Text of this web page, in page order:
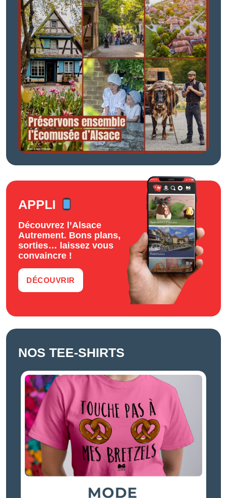
APPLI
Découvrez l’Alsace
Autrement. Bons plans,
sorties… laissez vous
convaincre !
DÉCOUVRIR
NOS TEE-SHIRTS